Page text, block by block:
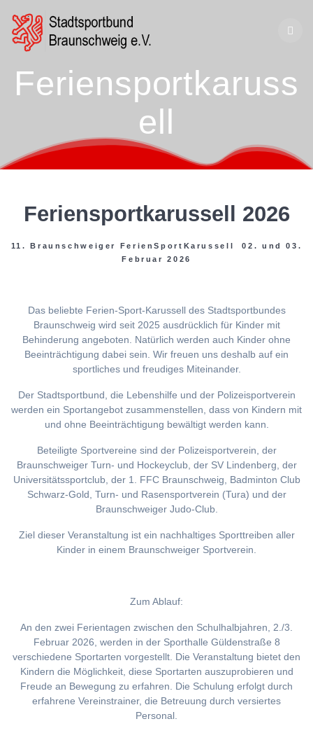
Feriensportkaruss
ell
Feriensportkarussell 2026
11. Braunschweiger FerienSportKarussell 02. und 03.
Februar 2026
Das beliebte Ferien-Sport-Karussell des Stadtsportbundes
Braunschweig wird seit 2025 ausdrücklich für Kinder mit
Behinderung angeboten. Natürlich werden auch Kinder ohne
Beeinträchtigung dabei sein. Wir freuen uns deshalb auf ein
sportliches und freudiges Miteinander.
Der Stadtsportbund, die Lebenshilfe und der Polizeisportverein
werden ein Sportangebot zusammenstellen, dass von Kindern mit
und ohne Beeinträchtigung bewältigt werden kann.
Beteiligte Sportvereine sind der Polizeisportverein, der
Braunschweiger Turn- und Hockeyclub, der SV Lindenberg, der
Universitätssportclub, der 1. FFC Braunschweig, Badminton Club
Schwarz-Gold, Turn- und Rasensportverein (Tura) und der
Braunschweiger Judo-Club.
Ziel dieser Veranstaltung ist ein nachhaltiges Sporttreiben aller
Kinder in einem Braunschweiger Sportverein.
Zum Ablauf:
An den zwei Ferientagen zwischen den Schulhalbjahren, 2./3.
Februar 2026, werden in der Sporthalle Güldenstraße 8
verschiedene Sportarten vorgestellt. Die Veranstaltung bietet den
Kindern die Möglichkeit, diese Sportarten auszuprobieren und
Freude an Bewegung zu erfahren. Die Schulung erfolgt durch
erfahrene Vereinstrainer, die Betreuung durch versiertes
Personal.